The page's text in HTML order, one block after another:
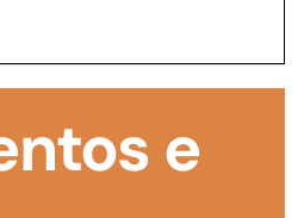
outros serviçose